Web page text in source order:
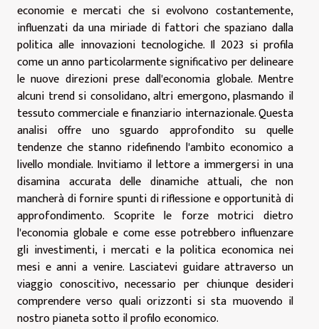
economie e mercati che si evolvono costantemente,
influenzati da una miriade di fattori che spaziano dalla
politica alle innovazioni tecnologiche. Il 2023 si profila
come un anno particolarmente significativo per delineare
le nuove direzioni prese dall'economia globale. Mentre
alcuni trend si consolidano, altri emergono, plasmando il
tessuto commerciale e finanziario internazionale. Questa
analisi offre uno sguardo approfondito su quelle
tendenze che stanno ridefinendo l'ambito economico a
livello mondiale. Invitiamo il lettore a immergersi in una
disamina accurata delle dinamiche attuali, che non
mancherà di fornire spunti di riflessione e opportunità di
approfondimento. Scoprite le forze motrici dietro
l'economia globale e come esse potrebbero influenzare
gli investimenti, i mercati e la politica economica nei
mesi e anni a venire. Lasciatevi guidare attraverso un
viaggio conoscitivo, necessario per chiunque desideri
comprendere verso quali orizzonti si sta muovendo il
nostro pianeta sotto il profilo economico.